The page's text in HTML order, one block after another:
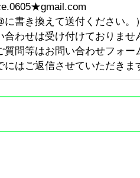
に書き換えて送付ください。）
わせは受け付けておりませ
質問等はお問い合わせフォー
にはご返信させていただきま